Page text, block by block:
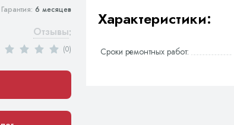
Гарантия: 6 месяцев
Отзывы:
(0)
Характеристики:
Сроки ремонтных работ: